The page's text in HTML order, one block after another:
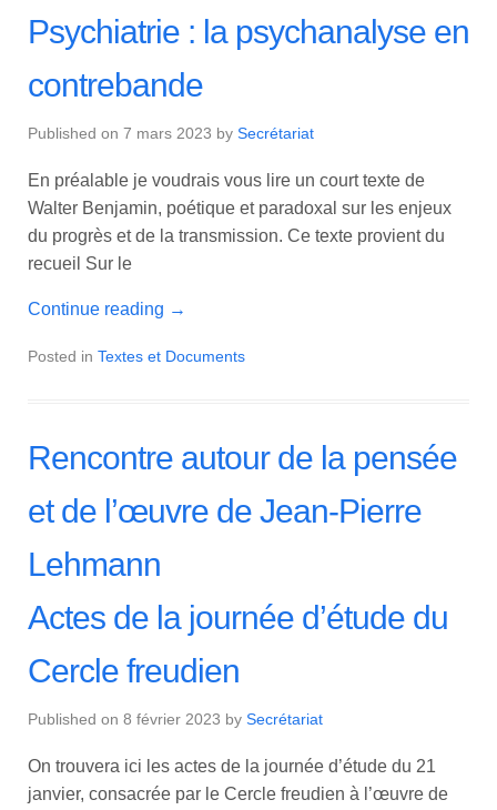
Psychiatrie : la psychanalyse en
contrebande
Published on 7 mars 2023 by Secrétariat
En préalable je voudrais vous lire un court texte de
Walter Benjamin, poétique et paradoxal sur les enjeux
du progrès et de la transmission. Ce texte provient du
recueil Sur le
Continue reading →
Posted in Textes et Documents
Rencontre autour de la pensée
et de l’œuvre de Jean-Pierre
Lehmann
Actes de la journée d’étude du
Cercle freudien
Published on 8 février 2023 by Secrétariat
On trouvera ici les actes de la journée d’étude du 21
janvier, consacrée par le Cercle freudien à l’œuvre de